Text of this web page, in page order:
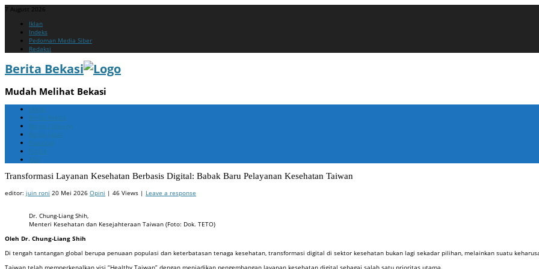
7 August 2026
Menu
content
Iklan
Indeks
Pedoman Media Siber
Redaksi
Berita Bekasi
Mudah Melihat Bekasi
Menu
content
Home
Berita Bekasi
Berita Cikarang
Berita Jabar
Nasional
Politik
ADV
Transformasi Layanan Kesehatan Berbasis Digital: Babak Baru Pelayanan Kesehatan Taiwan
editor: juin roni 20 Mei 2026 Opini | 46 Views | Leave a response
Dr. Chung-Liang Shih,
Menteri Kesehatan dan Kesejahteraan Taiwan (Foto: Dok. TETO)
Oleh Dr. Chung-Liang Shih
Di tengah tantangan global berupa penuaan populasi dan keterbatasan tenaga kesehatan, transformasi digital di sektor kesehatan bukan lagi sekadar pilihan, melainkan suatu
Taiwan telah memperkenalkan visi “Healthy Taiwan” dengan menjadikan pengembangan layanan kesehatan digital sebagai salah satu prioritas utama.